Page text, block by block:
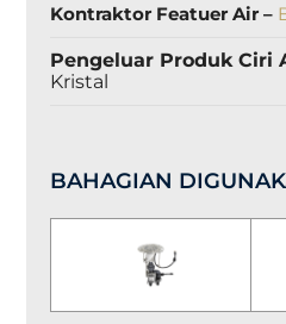
Kontraktor Featuer Air –
Pengeluar Produk Ciri
Kristal
BAHAGIAN